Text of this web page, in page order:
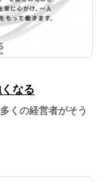
なる
くの経営者がそう